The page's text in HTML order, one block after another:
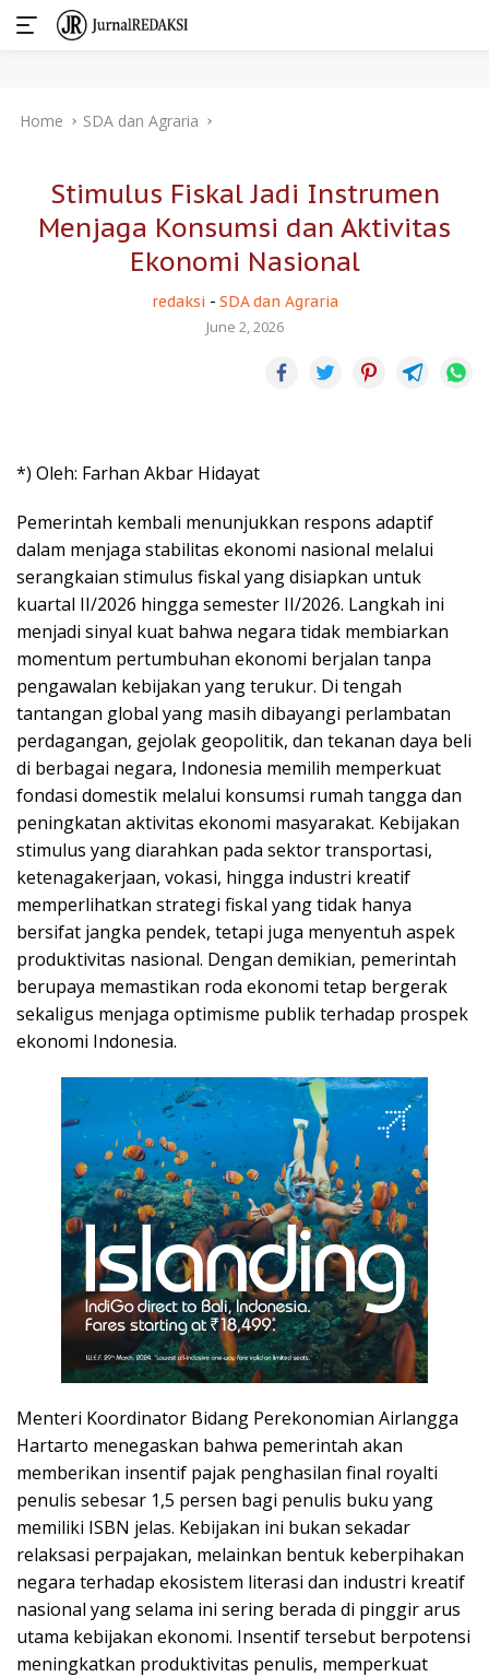
Home SDA dan Agraria
Stimulus Fiskal Jadi Instrumen
Menjaga Konsumsi dan Aktivitas
Ekonomi Nasional
redaksi - SDA dan Agraria
June 2, 2026
*) Oleh: Farhan Akbar Hidayat
Pemerintah kembali menunjukkan respons adaptif
dalam menjaga stabilitas ekonomi nasional melalui
serangkaian stimulus fiskal yang disiapkan untuk
kuartal II/2026 hingga semester II/2026. Langkah ini
menjadi sinyal kuat bahwa negara tidak membiarkan
momentum pertumbuhan ekonomi berjalan tanpa
pengawalan kebijakan yang terukur. Di tengah
tantangan global yang masih dibayangi perlambatan
perdagangan, gejolak geopolitik, dan tekanan daya beli
di berbagai negara, Indonesia memilih memperkuat
fondasi domestik melalui konsumsi rumah tangga dan
peningkatan aktivitas ekonomi masyarakat. Kebijakan
stimulus yang diarahkan pada sektor transportasi,
ketenagakerjaan, vokasi, hingga industri kreatif
memperlihatkan strategi fiskal yang tidak hanya
bersifat jangka pendek, tetapi juga menyentuh aspek
produktivitas nasional. Dengan demikian, pemerintah
berupaya memastikan roda ekonomi tetap bergerak
sekaligus menjaga optimisme publik terhadap prospek
ekonomi Indonesia.
Menteri Koordinator Bidang Perekonomian Airlangga
Hartarto menegaskan bahwa pemerintah akan
memberikan insentif pajak penghasilan final royalti
penulis sebesar 1,5 persen bagi penulis buku yang
memiliki ISBN jelas. Kebijakan ini bukan sekadar
relaksasi perpajakan, melainkan bentuk keberpihakan
negara terhadap ekosistem literasi dan industri kreatif
nasional yang selama ini sering berada di pinggir arus
utama kebijakan ekonomi. Insentif tersebut berpotensi
meningkatkan produktivitas penulis, memperkuat